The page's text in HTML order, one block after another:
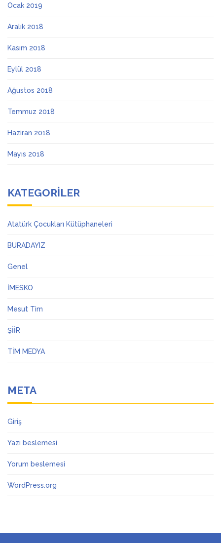
Ocak 2019
Aralık 2018
Kasım 2018
Eylül 2018
Ağustos 2018
Temmuz 2018
Haziran 2018
Mayıs 2018
KATEGORILER
Atatürk Çocukları Kütüphaneleri
BURADAYIZ
Genel
İMESKO
Mesut Tim
ŞİİR
TİM MEDYA
META
Giriş
Yazı beslemesi
Yorum beslemesi
WordPress.org